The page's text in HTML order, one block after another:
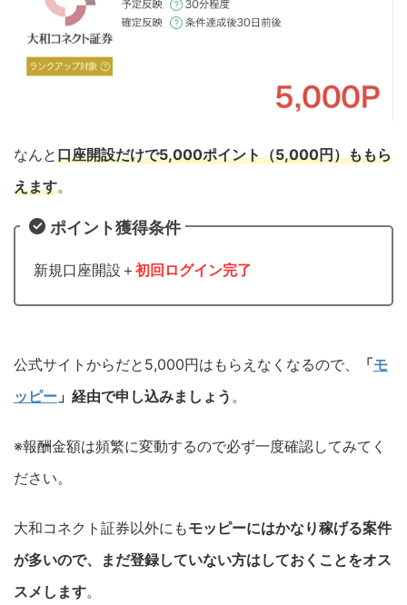
なんと口座開設だけで5,000ポイント（5,000円）ももら
えます。
ポイント獲得条件
新規口座開設＋初回ログイン完了
公式サイトからだと5,000円はもらえなくなるので、 「モ
ッピー 」経由で申し込みましょう 。
※報酬金額は頻繁に変動するので必ず一度確認してみてく
ださい。
大和コネクト証券以外にもモッピーにはかなり稼げる案件
が多いので、まだ登録していない方はしておくことをオス
スメします。